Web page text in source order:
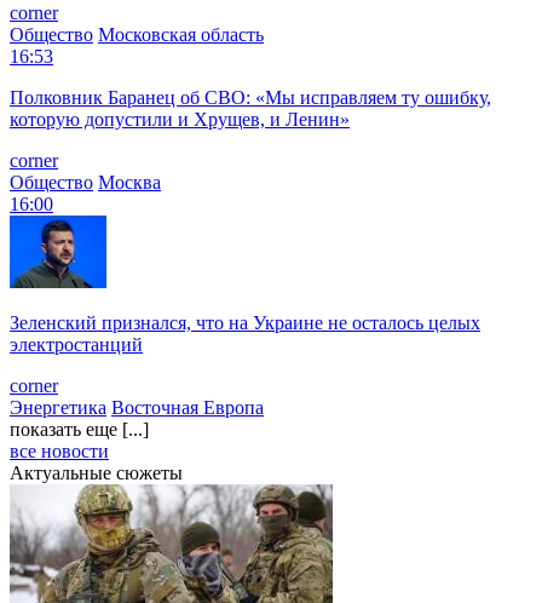
corner
Общество Московская область
16:53
Полковник Баранец об СВО: «Мы исправляем ту ошибку,
которую допустили и Хрущев, и Ленин»
corner
Общество Москва
16:00
Зеленский признался, что на Украине не осталось целых
электростанций
corner
Энергетика Восточная Европа
показать еще [...]
все новости
Актуальные сюжеты